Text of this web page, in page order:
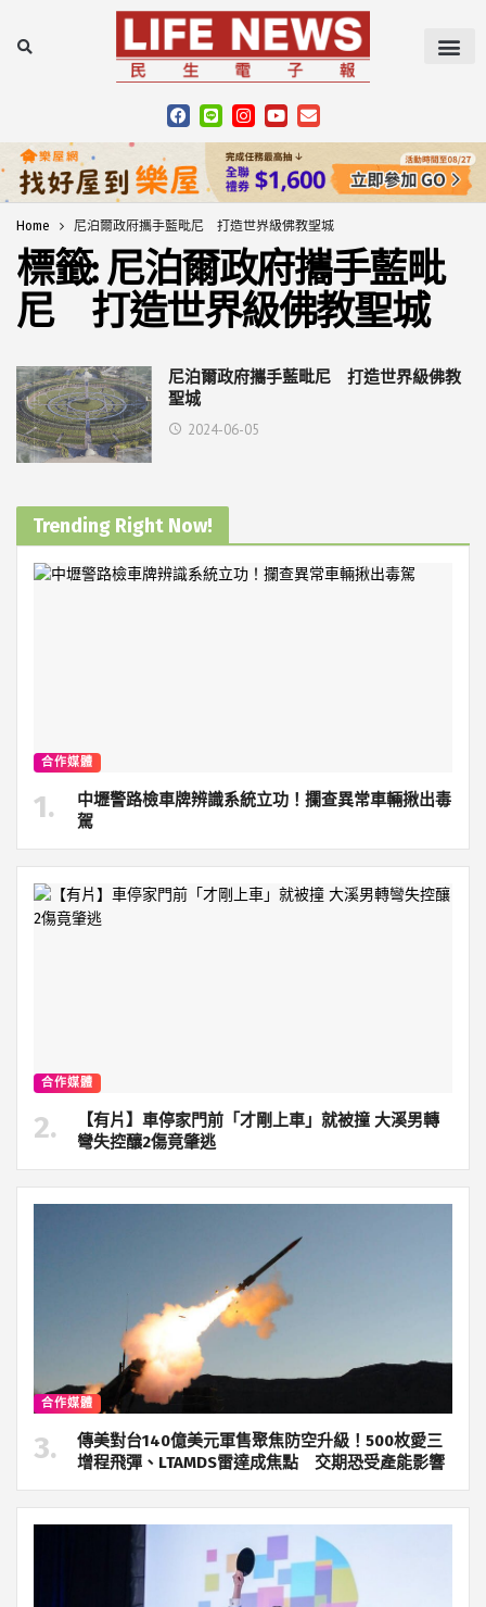
Home 尼泊爾政府攜手藍毗尼 打造世界級佛教聖城
標籤:尼泊爾政府攜手藍毗
尼 打造世界級佛教聖城
尼泊爾政府攜手藍毗尼 打造世界級佛教
聖城
2024-06-05
Trending Right Now!
合作媒體
中壢警路檢車牌辨識系統立功！攔查異常車輛揪出毒
駕
合作媒體
【有片】車停家門前「才剛上車」就被撞 大溪男轉
彎失控釀2傷竟肇逃
合作媒體
傳美對台140億美元軍售聚焦防空升級！500枚愛三
增程飛彈、LTAMDS雷達成焦點 交期恐受產能影響